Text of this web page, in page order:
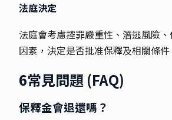
法庭決定
法庭會考慮控罪嚴重性、潛逃風險
因素，決定是否批准保釋及相關條件
6常見問題 (FAQ)
保釋金會退還嗎？